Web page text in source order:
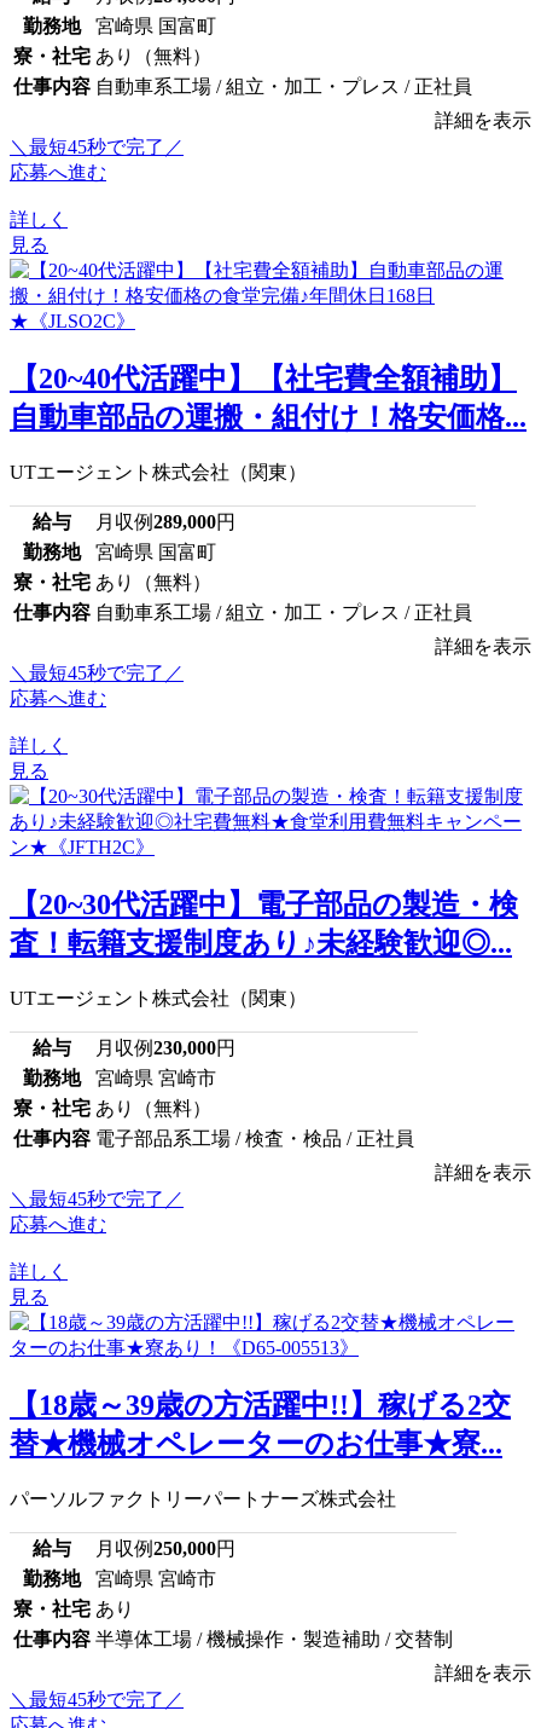
勤務地
宮崎県 国富町
寮・社宅 あり（無料）
仕事内容 自動車系工場 / 組立・加工・プレス / 正社員
詳細を表示
＼最短45秒で完了／
応募へ進む
詳しく
見る
【20~40代活躍中】【社宅費全額補助】
自動車部品の運搬・組付け！格安価格...
UTエージェント株式会社（関東）
給与 月収例289,000円
勤務地
宮崎県 国富町
寮・社宅 あり（無料）
仕事内容 自動車系工場 / 組立・加工・プレス / 正社員
詳細を表示
＼最短45秒で完了／
応募へ進む
詳しく
見る
【20~30代活躍中】電子部品の製造・検
査！転籍支援制度あり♪未経験歓迎◎...
UTエージェント株式会社（関東）
給与 月収例230,000円
勤務地
宮崎県 宮崎市
寮・社宅 あり（無料）
仕事内容 電子部品系工場 / 検査・検品 / 正社員
詳細を表示
＼最短45秒で完了／
応募へ進む
詳しく
見る
【18歳～39歳の方活躍中!!】稼げる2交
替★機械オペレーターのお仕事★寮...
パーソルファクトリーパートナーズ株式会社
給与 月収例250,000円
勤務地
宮崎県 宮崎市
寮・社宅 あり
仕事内容 半導体工場 / 機械操作・製造補助 / 交替制
詳細を表示
＼最短45秒で完了／